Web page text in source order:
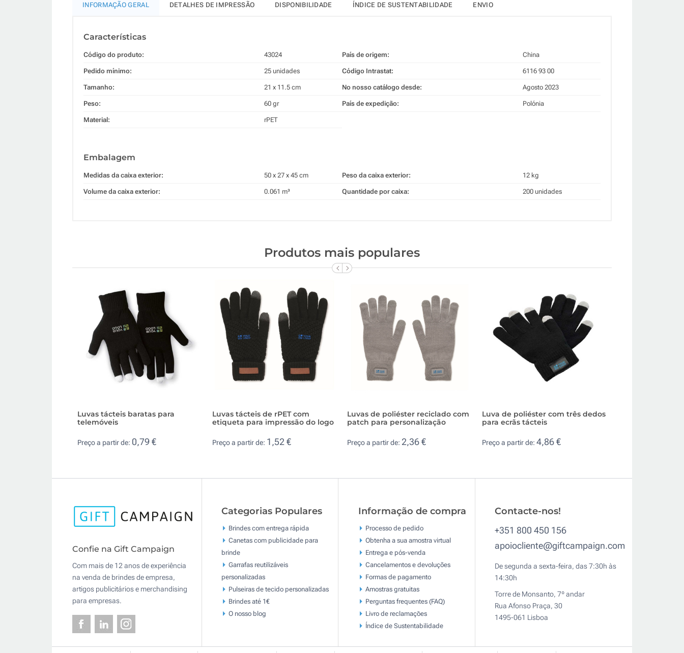
INFORMAÇÃO GERAL DETALHES DE IMPRESSÃO DISPONIBILIDADE ÍNDICE DE SUSTENTABILIDADE ENVIO
Características
Código do produto: 43024
Pedido mínimo: 25 unidades
Tamanho: 21 x 11.5 cm
Peso: 60 gr
Material: rPET
País de origem: China
Código Intrastat: 6116 93 00
No nosso catálogo desde: Agosto 2023
País de expedição: Polónia
Embalagem
Medidas da caixa exterior: 50 x 27 x 45 cm
Volume da caixa exterior: 0.061 m³
Peso da caixa exterior: 12 kg
Quantidade por caixa: 200 unidades
Produtos mais populares
Luvas tácteis baratas para
telemóveis
Preço a partir de: 0,79 €
Luvas tácteis de rPET com
etiqueta para impressão do logo
Preço a partir de: 1,52 €
Luvas de poliéster reciclado com
patch para personalização
Preço a partir de: 2,36 €
Luva de poliéster com três dedos
para ecrãs tácteis
Preço a partir de: 4,86 €
Confie na Gift Campaign
Com mais de 12 anos de experiência
na venda de brindes de empresa,
artigos publicitários e merchandising
para empresas.
Categorias Populares
Brindes com entrega rápida
Canetas com publicidade para
brinde
Garrafas reutilizáveis
personalizadas
Pulseiras de tecido personalizadas
Brindes até 1€
O nosso blog
Informação de compra
Processo de pedido
Obtenha a sua amostra virtual
Entrega e pós-venda
Cancelamentos e devoluções
Formas de pagamento
Amostras gratuitas
Perguntas frequentes (FAQ)
Livro de reclamaçōes
Índice de Sustentabilidade
Contacte-nos!
+351 800 450 156
apoiocliente@giftcampaign.com
De segunda a sexta-feira, das 7:30h às
14:30h
Torre de Monsanto, 7º andar
Rua Afonso Praça, 30
1495-061 Lisboa